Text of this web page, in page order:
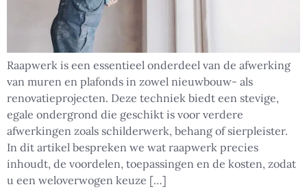
Raapwerk is een essentieel onderdeel van de afwerking
van muren en plafonds in zowel nieuwbouw- als
renovatieprojecten. Deze techniek biedt een stevige,
egale ondergrond die geschikt is voor verdere
afwerkingen zoals schilderwerk, behang of sierpleister.
In dit artikel bespreken we wat raapwerk precies
inhoudt, de voordelen, toepassingen en de kosten, zodat
u een weloverwogen keuze […]